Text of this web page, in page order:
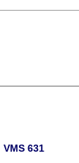
VMS 631